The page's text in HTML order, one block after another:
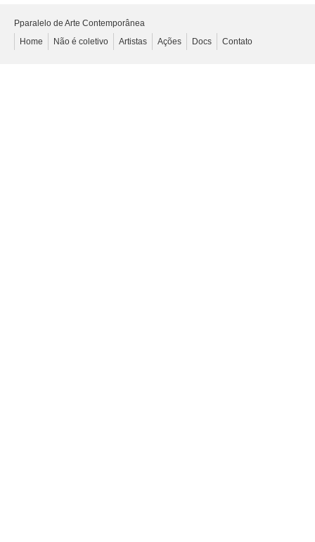
Pparalelo de Arte Contemporânea
Home
Não é coletivo Artistas Ações Docs Contato